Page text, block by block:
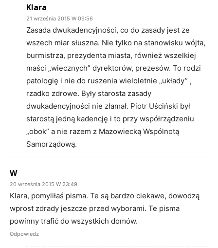
Klara
21 września 2015 W 09:56
Zasada dwukadencyjności, co do zasady jest ze
wszech miar słuszna. Nie tylko na stanowisku wójta,
burmistrza, prezydenta miasta, również wszelkiej
maści „wiecznych” dyrektorów, prezesów. To rodzi
patologię i nie do ruszenia wieloletnie „układy” ,
rzadko zdrowe. Były starosta zasady
dwukadencyjności nie złamał. Piotr Uściński był
starostą jedną kadencję i to przy współrządzeniu
„obok” a nie razem z Mazowiecką Wspólnotą
Samorządową.
W
20 września 2015 W 23:49
Klara, pomyliłaś pisma. Te są bardzo ciekawe, dowodzą
wprost zdrady jeszcze przed wyborami. Te pisma
powinny trafić do wszystkich domów.
Odpowiedz